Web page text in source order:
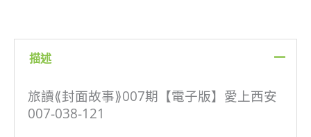
描述
旅讀⟪封面故事⟫007期【電子版】愛上西安
007-038-121